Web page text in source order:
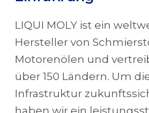
LIQUI MOLY ist ein
Hersteller von
Motorenölen und
über 150 Ländern. Um
Infrastruktur
haben wir ein